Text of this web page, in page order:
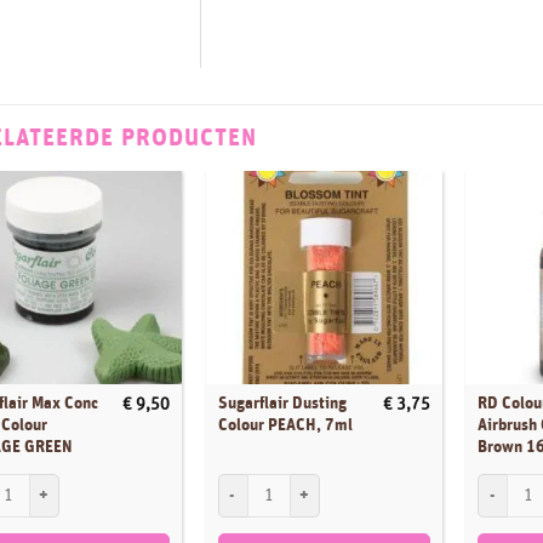
PRODUCTEN
Max Conc
Colour
GREEN
€9,50
Sugarflair Dusting
Colour PEACH, 7ml
€3,75
RD
Airbrush
Brown